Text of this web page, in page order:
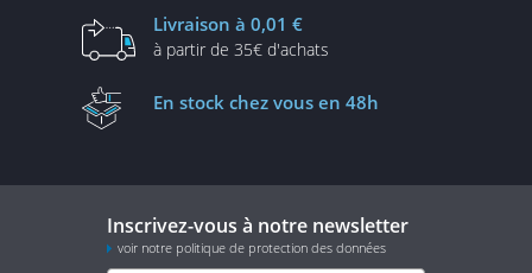
Livraison à 0,01 €
à partir de 35€ d'achats
En stock chez vous en 48h
Inscrivez-vous à notre newsletter
voir notre politique de protection des données